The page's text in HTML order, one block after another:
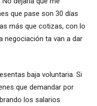
que pase son 30 días
más que cotizas, con lo
negociación ta van a dar
baja voluntaria. Si
que demandar por
los salarios